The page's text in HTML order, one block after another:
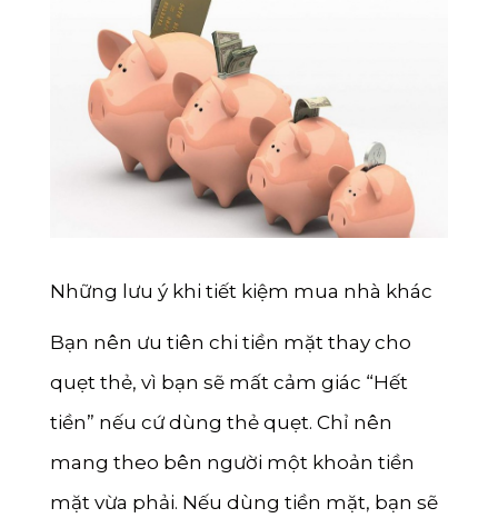
Những lưu ý khi tiết kiệm mua nhà khác
Bạn nên ưu tiên chi tiền mặt thay cho
quẹt thẻ, vì bạn sẽ mất cảm giác “Hết
tiền” nếu cứ dùng thẻ quẹt. Chỉ nên
mang theo bên người một khoản tiền
mặt vừa phải. Nếu dùng tiền mặt, bạn sẽ